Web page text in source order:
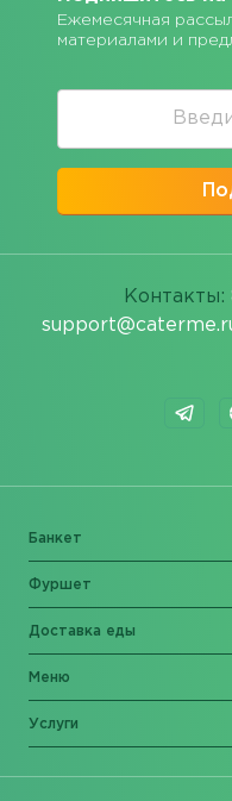
Ежемесячная
материалами и
Контакты:
Банкет
Фуршет
Доставка еды
Меню
Услуги